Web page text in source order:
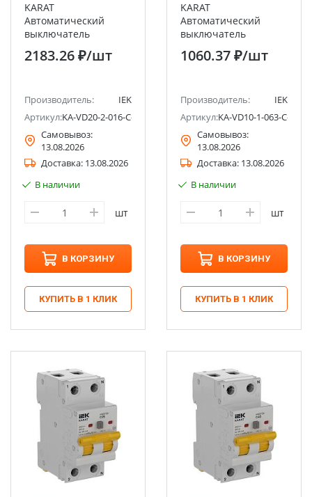
KARAT
Автоматический
выключатель
дифференциального
тока АВДТ34 C16 30мА
2183.26 ₽/шт
Производитель:
IEK
Артикул:KA-VD20-2-016-C-030-AC-1
Самовывоз:
13.08.2026
Доставка: 13.08.2026
В наличии
шт
В КОРЗИНУ
КУПИТЬ В 1 КЛИК
KARAT
Автоматический
выключатель
дифференциального
тока АВДТ32 C63
1060.37 ₽/шт
Производитель:
IEK
Артикул:KA-VD10-1-063-C-100-
Самовывоз:
13.08.2026
Доставка: 13.08.2026
В наличии
шт
В КОРЗИНУ
КУПИТЬ В 1 КЛИК